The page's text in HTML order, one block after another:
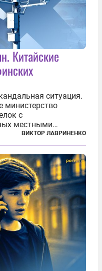
Китайские
ситуация.
министерство
с
местными
Чиновники
с целью
сети, чтобы
ВИКТОР ЛАВРИНЕНКО